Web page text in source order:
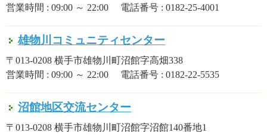
営業時間 : 09:00 ～ 22:00 電話番号 : 0182-25-4001
雄物川コミュニティセンター
〒013-0208 横手市雄物川町沼館字高畑338
営業時間 : 09:00 ～ 22:00 電話番号 : 0182-22-5535
沼館地区交流センター
〒013-0208 横手市雄物川町沼館字沼館140番地1